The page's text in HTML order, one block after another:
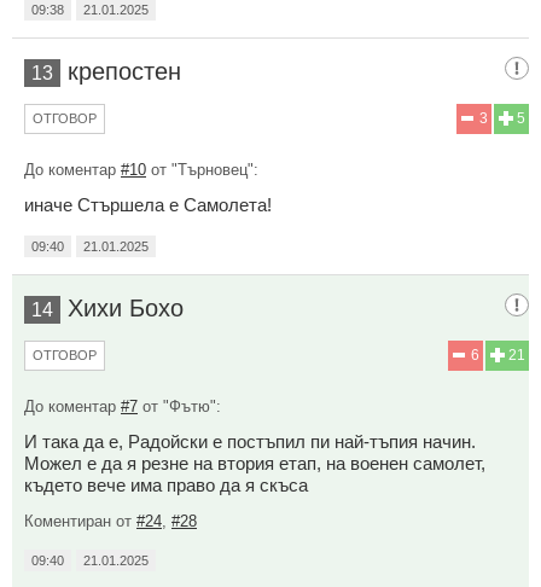
09:38 21.01.2025
13 крепостен
5
3
ОТГОВОР
До коментар #10 от "Търновец":
иначе Стършела е Самолета!
09:40 21.01.2025
14 Хихи Бохо
21
6
ОТГОВОР
До коментар #7 от "Фътю":
И така да е, Радойски е постъпил пи най-тъпия начин.
Можел е да я резне на втория етап, на военен самолет,
където вече има право да я скъса
Коментиран от #24 #28
09:40 21.01.2025